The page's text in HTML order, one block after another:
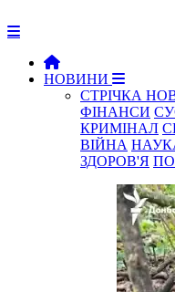
НОВИНИ
СТРІЧКА
ФІНАНСИ
КРИМІНАЛ
ВІЙНА
ЗДОРОВ'Я